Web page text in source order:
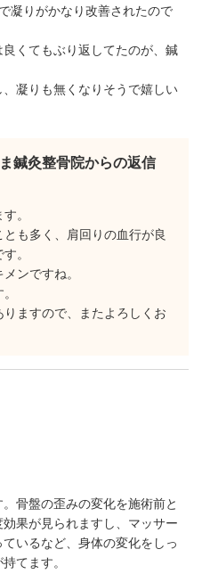
凝りがかなり改善されたので
くてもぶり返してたのが、鍼
凝りも無くなりそうで嬉しい
鍼灸整骨院からの返信
。
も多く、肩回りの血行が良
。
ンですね。
ますので、またよろしくお
骨盤の歪みの変化を施術前と
果が見られますし、マッサー
いるなど、身体の変化をしっ
てます。